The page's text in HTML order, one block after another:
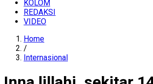
KOLOM
REDAKSI
VIDEO
Home
/
Internasional